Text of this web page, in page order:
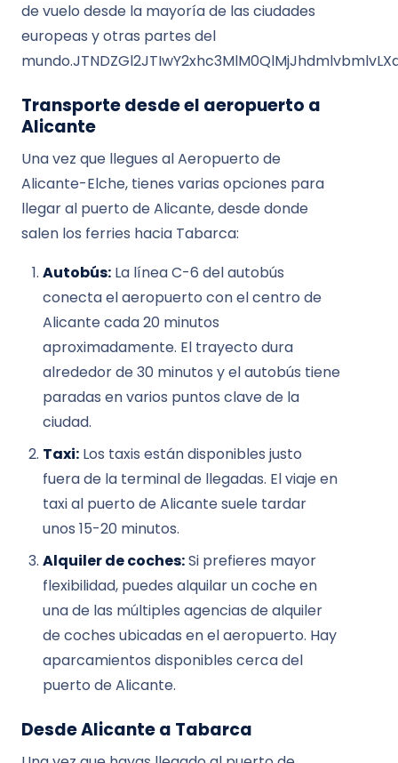
de vuelo desde la mayoría de las ciudades
europeas y otras partes del
Transporte desde el aeropuerto a
Alicante
Una vez que llegues al Aeropuerto de
Alicante-Elche, tienes varias opciones para
llegar al puerto de Alicante, desde donde
salen los ferries hacia Tabarca:
Autobús: La línea C-6 del autobús
conecta el aeropuerto con el centro de
Alicante cada 20 minutos
aproximadamente. El trayecto dura
alrededor de 30 minutos y el autobús tiene
paradas en varios puntos clave de la
ciudad.
Taxi: Los taxis están disponibles justo
fuera de la terminal de llegadas. El viaje en
taxi al puerto de Alicante suele tardar
unos 15-20 minutos.
Alquiler de coches:Si prefieres mayor
flexibilidad, puedes alquilar un coche en
una de las múltiples agencias de alquiler
de coches ubicadas en el aeropuerto. Hay
aparcamientos disponibles cerca del
puerto de Alicante.
Desde Alicante a Tabarca